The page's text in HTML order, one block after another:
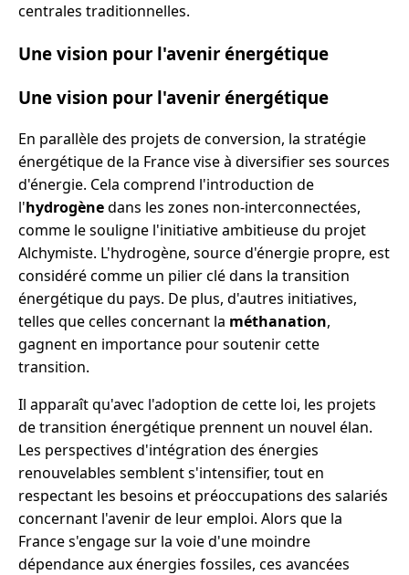
centrales traditionnelles.
Une vision pour l'avenir énergétique
Une vision pour l'avenir énergétique
En parallèle des projets de conversion, la stratégie
énergétique de la France vise à diversifier ses sources
d'énergie. Cela comprend l'introduction de
l'hydrogènedans les zones non-interconnectées,
comme le souligne l'initiative ambitieuse du projet
Alchymiste. L'hydrogène, source d'énergie propre, est
considéré comme un pilier clé dans la transition
énergétique du pays. De plus, d'autres initiatives,
telles que celles concernant la méthanation,
gagnent en importance pour soutenir cette
transition.
Il apparaît qu'avec l'adoption de cette loi, les projets
de transition énergétique prennent un nouvel élan.
Les perspectives d'intégration des énergies
renouvelables semblent s'intensifier, tout en
respectant les besoins et préoccupations des salariés
concernant l'avenir de leur emploi. Alors que la
France s'engage sur la voie d'une moindre
dépendance aux énergies fossiles, ces avancées